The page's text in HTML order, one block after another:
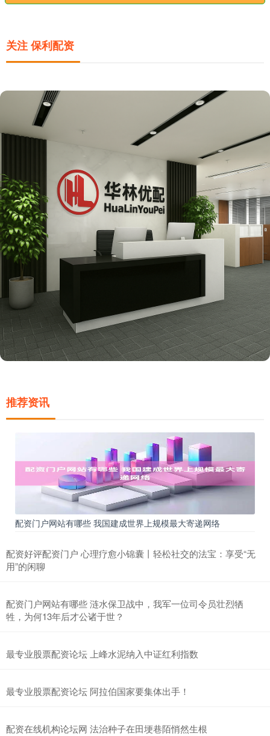
关注 保利配资
推荐资讯
配资门户网站有哪些 我国建成世界上规模最大寄递网络
配资好评配资门户 心理疗愈小锦囊丨轻松社交的法宝：享受“无
用”的闲聊
配资门户网站有哪些 涟水保卫战中，我军一位司令员壮烈牺
牲，为何13年后才公诸于世？
最专业股票配资论坛 上峰水泥纳入中证红利指数
最专业股票配资论坛 阿拉伯国家要集体出手！
配资在线机构论坛网 法治种子在田埂巷陌悄然生根